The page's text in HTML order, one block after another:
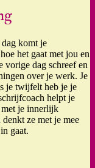
komt je
het gaat met jou en
vorige dag schreef en
over je werk. Je
je twijfelt heb je je
helpt je
met je innerlijk
ze met je mee
gaat.